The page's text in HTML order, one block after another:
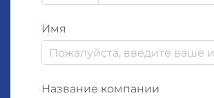
Имя
Название компании